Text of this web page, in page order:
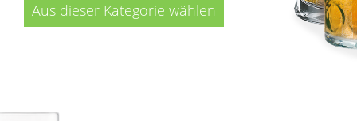
Aus dieser Kategorie wählen